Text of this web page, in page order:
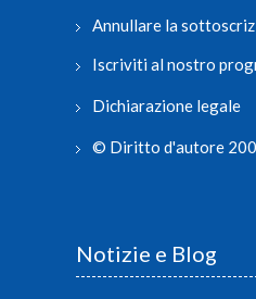
Annullare la
Iscriviti al nostro
Dichiarazione legale
© Diritto d'autore
Notizie e Blog